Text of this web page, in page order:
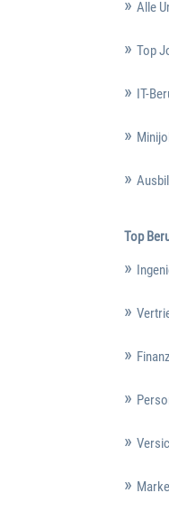
Alle
Top
IT-
Top